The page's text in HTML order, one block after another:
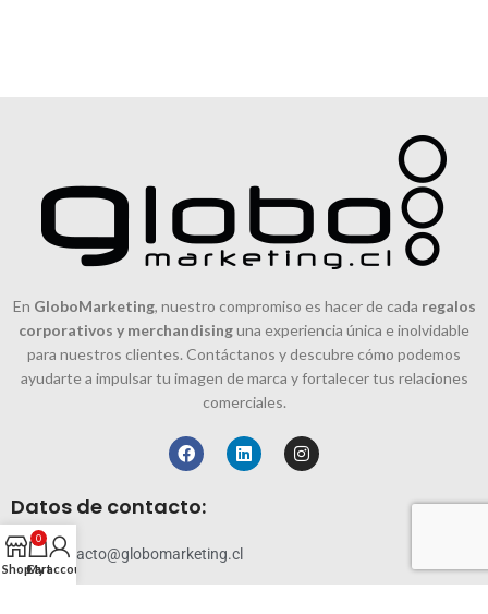
En GloboMarketing, nuestro compromiso es hacer de cada regalos
corporativos y merchandisinguna experiencia única e inolvidable
para nuestros clientes. Contáctanos y descubre cómo podemos
ayudarte a impulsar tu imagen de marca y fortalecer tus relaciones
comerciales.
Datos de contacto:
contacto@globomarketing.cl
Shop
0
Cart
My account